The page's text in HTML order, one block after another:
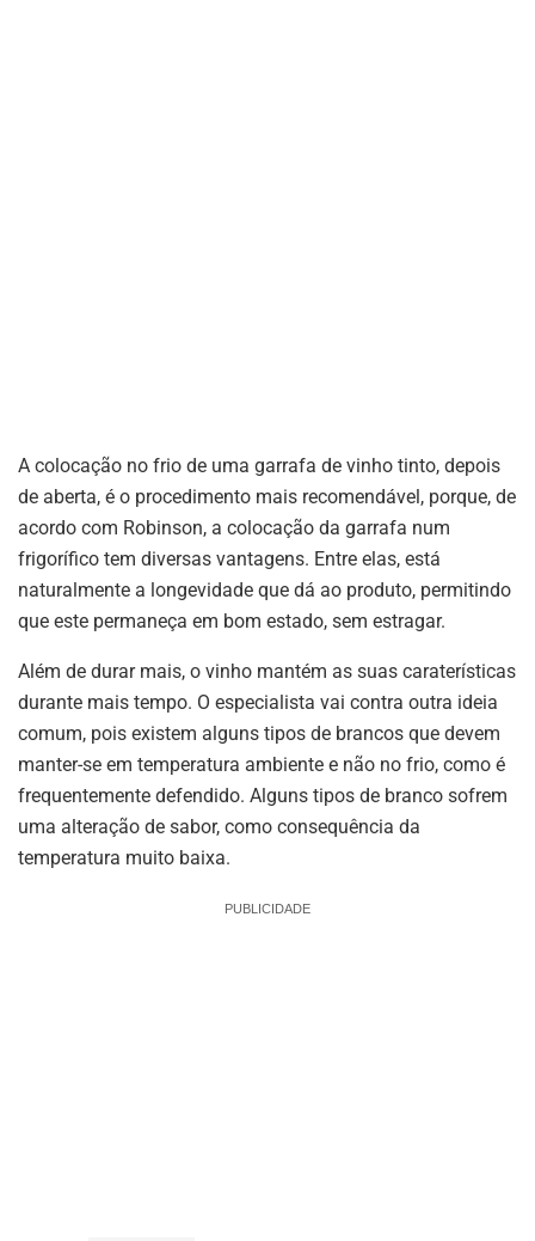
A colocação no frio de uma garrafa de vinho tinto, depois
de aberta, é o procedimento mais recomendável, porque, de
acordo com Robinson, a colocação da garrafa num
frigorífico tem diversas vantagens. Entre elas, está
naturalmente a longevidade que dá ao produto, permitindo
que este permaneça em bom estado, sem estragar.
Além de durar mais, o vinho mantém as suas caraterísticas
durante mais tempo. O especialista vai contra outra ideia
comum, pois existem alguns tipos de brancos que devem
manter-se em temperatura ambiente e não no frio, como é
frequentemente defendido. Alguns tipos de branco sofrem
uma alteração de sabor, como consequência da
temperatura muito baixa.
PUBLICIDADE